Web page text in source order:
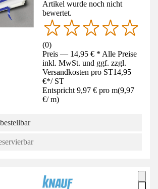
Artikel wurde noch nicht
bewertet.
(0)
Preis — 14,95 € * Alle Preise
inkl. MwSt. und ggf. zzgl.
Versandkosten pro ST14,95
€*/ ST
Entspricht 9,97 € pro m(9,97
€/ m)